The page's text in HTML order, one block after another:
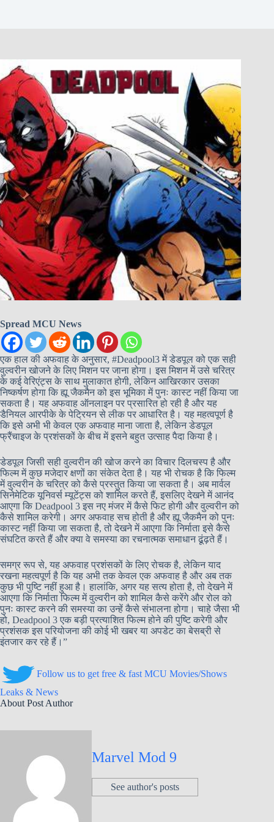
Spread MCU News
एक हाल की अफवाह के अनुसार, #Deadpool3 में डेडपूल को एक सही
वुल्वरीन खोजने के लिए मिशन पर जाना होगा। इस मिशन में उसे चरित्र
के कई वेरिएंट्स के साथ मुलाकात होगी, लेकिन आखिरकार उसका
निष्कर्षण होगा कि ह्यू जैकमैन को इस भूमिका में पुनः कास्ट नहीं किया जा
सकता है। यह अफवाह ऑनलाइन पर प्रसारित हो रही है और यह
डैनियल आरपीके के पेट्रियन से लीक पर आधारित है। यह महत्वपूर्ण है
कि इसे अभी भी केवल एक अफवाह माना जाता है, लेकिन डेडपूल
फ्रैंचाइज के प्रशंसकों के बीच में इसने बहुत उत्साह पैदा किया है।
डेडपूल जिसी सही वुल्वरीन की खोज करने का विचार दिलचस्प है और
फिल्म में कुछ मजेदार क्षणों का संकेत देता है। यह भी रोचक है कि फिल्म
में वुल्वरीन के चरित्र को कैसे प्रस्तुत किया जा सकता है। अब मार्वल
सिनेमेटिक यूनिवर्स म्यूटेंट्स को शामिल करते हैं, इसलिए देखने में आनंद
आएगा कि Deadpool 3 इस नए मंजर में कैसे फिट होगी और वुल्वरीन को
कैसे शामिल करेगी। अगर अफवाह सच होती है और ह्यू जैकमैन को पुनः
कास्ट नहीं किया जा सकता है, तो देखने में आएगा कि निर्माता इसे कैसे
संघटित करते हैं और क्या वे समस्या का रचनात्मक समाधान ढूंढ़ते हैं।
समग्र रूप से, यह अफवाह प्रशंसकों के लिए रोचक है, लेकिन याद
रखना महत्वपूर्ण है कि यह अभी तक केवल एक अफवाह है और अब तक
कुछ भी पुष्टि नहीं हुआ है। हालांकि, अगर यह सत्य होता है, तो देखने में
आएगा कि निर्माता फिल्म में वुल्वरीन को शामिल कैसे करेंगे और रोल को
पुनः कास्ट करने की समस्या का उन्हें कैसे संभालना होगा। चाहे जैसा भी
हो, Deadpool 3 एक बड़ी प्रत्याशित फिल्म होने की पुष्टि करेगी और
प्रशंसक इस परियोजना की कोई भी खबर या अपडेट का बेसब्री से
इंतजार कर रहे हैं।”
Follow us to get free & fast MCU Movies/Shows
Leaks & News
About Post Author
Marvel Mod 9
See author's posts